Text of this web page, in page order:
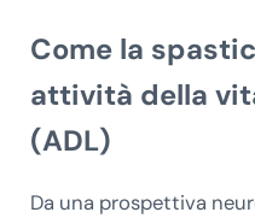
Come la
attività della
(ADL)
Da una prospettiva